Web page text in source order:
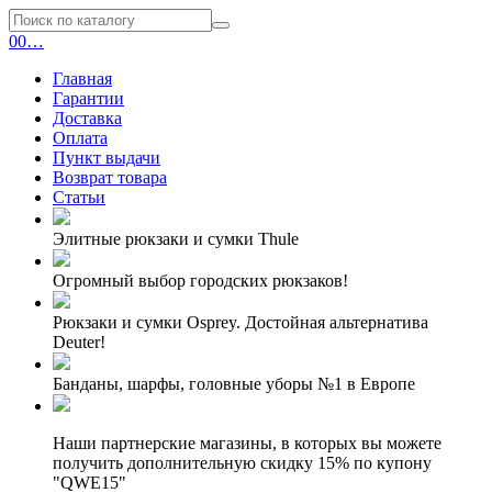
00…
Главная
Гарантии
Доставка
Оплата
Пункт выдачи
Возврат товара
Статьи
Элитные рюкзаки и сумки Thule
Огромный выбор городских рюкзаков!
Рюкзаки и сумки Osprey. Достойная альтернатива
Deuter!
Банданы, шарфы, головные уборы №1 в Европе
Наши партнерские магазины, в которых вы можете
получить дополнительную скидку 15% по купону
"QWE15"